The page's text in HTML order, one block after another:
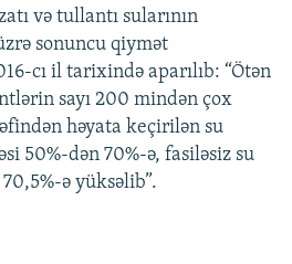
və tullantı sularının
sonuncu qiymət
cı il tarixində aparılıb: “Ötən
sayı 200 mindən çox
həyata keçirilən su
50%-dən 70%-ə, fasiləsiz su
ə yüksəlib”.